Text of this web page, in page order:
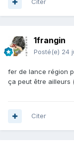
Citer
1frangin
Posté(e) 24
fer de lance région
ça peut être ailleurs
Citer